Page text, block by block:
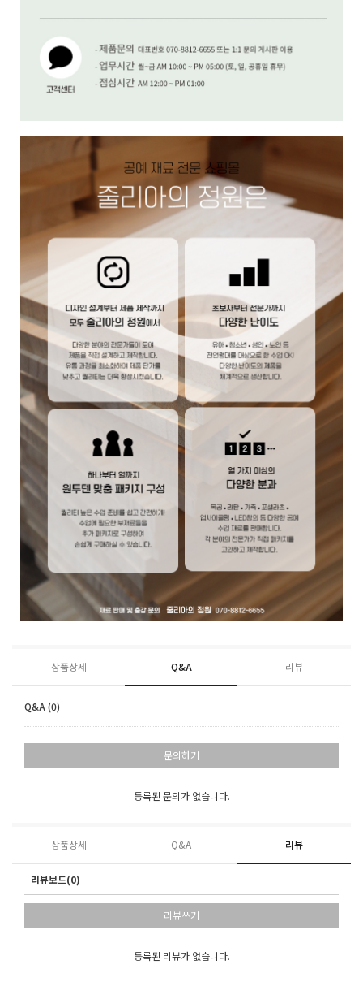
상품상세 Q&A 리뷰
Q&A (0)
문의하기
등록된 문의가 없습니다.
상품상세 Q&A 리뷰
리뷰보드(0)
리뷰쓰기
등록된 리뷰가 없습니다.